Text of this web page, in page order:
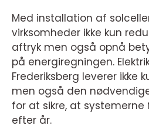
Med installation af
virksomheder ikke kun
aftryk men også opnå
på energiregningen.
Frederiksberg leverer ikke
men også den
for at sikre, at
efter år.